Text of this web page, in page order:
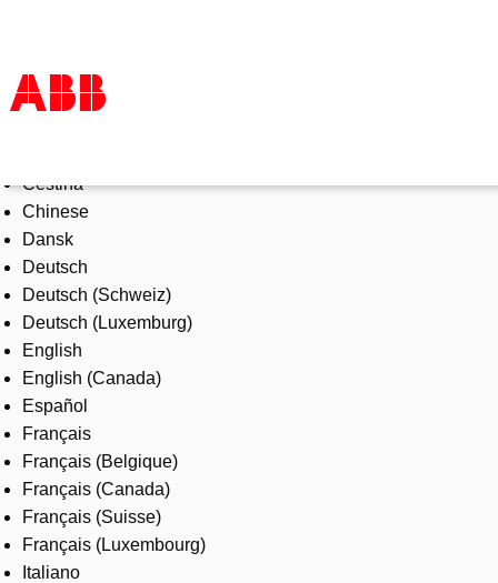
Products & Solutions
Industries
Services
About us
Where to buy
Contact us
Careers
Čeština
Chinese
Dansk
Deutsch
Deutsch (Schweiz)
Deutsch (Luxemburg)
English
English (Canada)
Español
Français
Français (Belgique)
Français (Canada)
Français (Suisse)
Français (Luxembourg)
Italiano